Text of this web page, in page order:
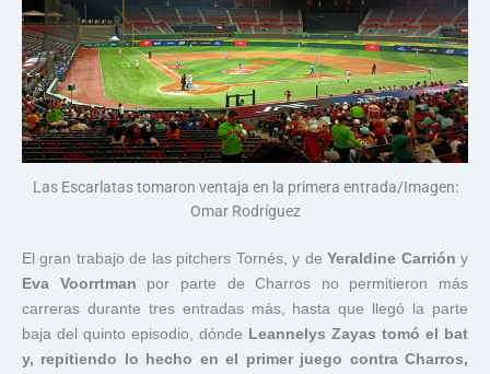
Las Escarlatas tomaron ventaja en la primera entrada/Imagen:
Omar Rodríguez
El gran trabajo de las pitchers Tornés, y deYeraldine Carrión y
Eva Voorrtman por parte de Charros no permitieron más
carreras durante tres entradas más, hasta que llegó la parte
baja del quinto episodio, dónde Leannelys Zayas tomó el bat
y, repitiendo lo hecho en el primer juego contra Charros,